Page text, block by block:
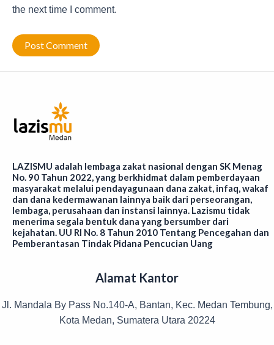
the next time I comment.
LAZISMU adalah lembaga zakat nasional dengan SK Menag
No. 90 Tahun 2022, yang berkhidmat dalam pemberdayaan
masyarakat melalui pendayagunaan dana zakat, infaq, wakaf
dan dana kedermawanan lainnya baik dari perseorangan,
lembaga, perusahaan dan instansi lainnya. Lazismu tidak
menerima segala bentuk dana yang bersumber dari
kejahatan. UU RI No. 8 Tahun 2010 Tentang Pencegahan dan
Pemberantasan Tindak Pidana Pencucian Uang
Alamat Kantor
Jl. Mandala By Pass No.140-A, Bantan, Kec. Medan Tembung,
Kota Medan, Sumatera Utara 20224